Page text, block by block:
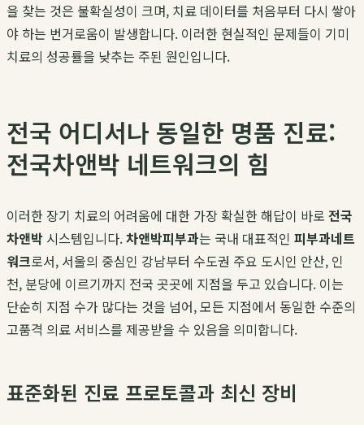
을 찾는 것은 불확실성이 크며, 치료 데이터를 처음부터 다시 쌓아
야 하는 번거로움이 발생합니다. 이러한 현실적인 문제들이 기미
치료의 성공률을 낮추는 주된 원인입니다.
전국 어디서나 동일한 명품 진료:
전국차앤박 네트워크의 힘
이러한 장기 치료의 어려움에 대한 가장 확실한 해답이 바로 전국
차앤박 시스템입니다.차앤박피부과는 국내 대표적인 피부과네트
워크로서, 서울의 중심인 강남부터 수도권 주요 도시인 안산, 인
천, 분당에 이르기까지 전국 곳곳에 지점을 두고 있습니다. 이는
단순히 지점 수가 많다는 것을 넘어, 모든 지점에서 동일한 수준의
고품격 의료 서비스를 제공받을 수 있음을 의미합니다.
표준화된 진료 프로토콜과 최신 장비